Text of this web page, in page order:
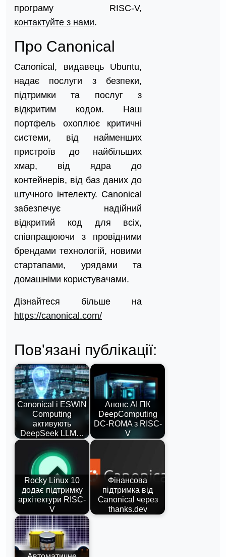
програму RISC-V,
контактуйте з нами.
Про Canonical
Canonical, видавець Ubuntu,
надає послуги з безпеки,
підтримки та послуг з
відкритим кодом. Наш
портфель охоплює критичні
системи, від найменших
пристроїв до найбільших
хмар, від ядра до
контейнерів, від баз даних до
штучного інтелекту. Canonical
забезпечує надійний
відкритий код для всіх,
співпрацюючи з провідними
брендами технологій, новими
стартапами, урядами та
домашніми користувачами.
Дізнайтеся більше на
https://canonical.com/
Пов'язані публікації:
Canonical і ESWIN
Computing
активують
DeepSeek LLM…
Анонс AI ПК
DeepComputing
DC-ROMA з RISC-
V
Rocky Linux 10
додає підтримку
архітектури RISC-
V
Фінансова
підтримка від
Canonical через
thanks.dev